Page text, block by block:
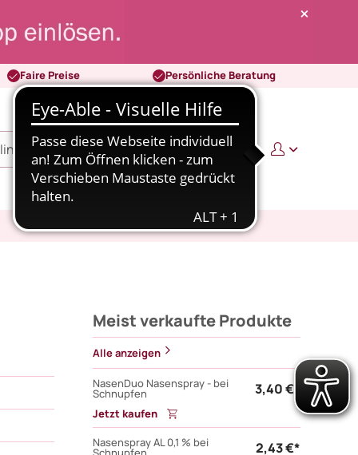
Faire Preise Persönliche Beratung
0 0,00 €
Meist verkaufte Produkte
Alle anzeigen
NasenDuo Nasenspray - bei
Schnupfen 3,40 €*
Jetzt kaufen
Nasenspray AL 0,1 % bei
2,43 €*